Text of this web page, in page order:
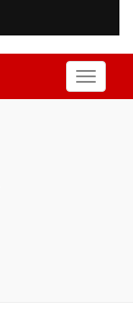
Toggle